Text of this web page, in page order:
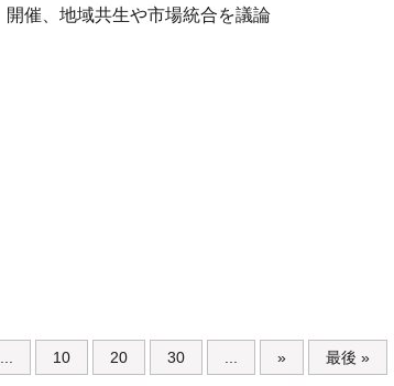
開催、地域共生や市場統合を議論
... 10 20 30 ... » 最後 »